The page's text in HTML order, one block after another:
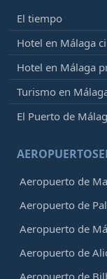
El tiempo
Hotel en Málaga
Hotel en Málaga
Turismo en
El Puerto de
Aeropuerto de
Aeropuerto de
Aeropuerto de
Aeropuerto de